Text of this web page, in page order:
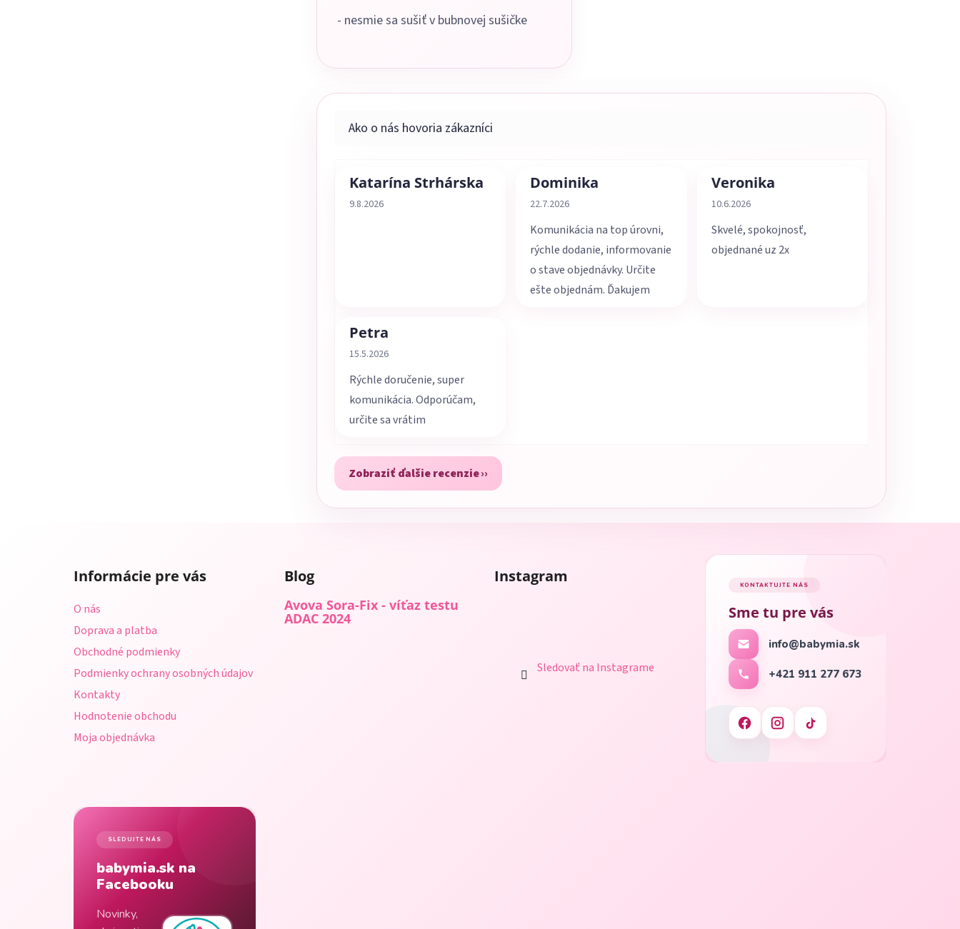
- nesmie sa sušiť v bubnovej sušičke
Katarína Strhárska
Hodnotenie obchodu je 5 z 5 hviezdičiek.
9.8.2026
Dominika
Hodnotenie obchodu je 5 z 5 hviezdičiek.
22.7.2026
Komunikácia na top úrovni,
rýchle dodanie, informovanie
o stave objednávky. Určite
ešte objednám. Ďakujem
Veronika
Hodnotenie obchodu je 5 z 5 hviezdičiek.
10.6.2026
Skvelé, spokojnosť,
objednané uz 2x
Petra
Hodnotenie obchodu je 5 z 5 hviezdičiek.
15.5.2026
Rýchle doručenie, super
komunikácia. Odporúčam,
určite sa vrátim
Zobraziť ďalšie recenzie
Informácie pre vás
O nás
Doprava a platba
Obchodné podmienky
Podmienky ochrany osobných údajov
Kontakty
Hodnotenie obchodu
Moja objednávka
Blog
Avova Sora-Fix - víťaz testu
ADAC 2024
Instagram
Sledovať na Instagrame
KONTAKTUJTE NÁS
Sme tu pre vás
info@babymia.sk
+421 911 277 673
SLEDUJTE NÁS
babymia.sk na
Facebooku
Novinky,